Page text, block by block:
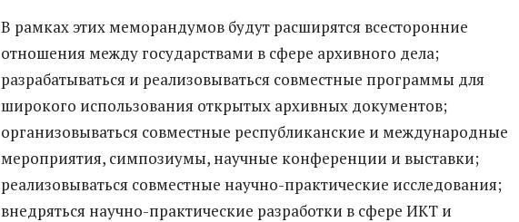
В рамках этих меморандумов будут расширятся всесторонние
отношения между государствами в сфере архивного дела;
разрабатываться и реализовываться совместные программы для
широкого использования открытых архивных документов;
организовываться совместные республиканские и международные
мероприятия, симпозиумы, научные конференции и выставки;
реализовываться совместные научно-практические исследования;
внедряться научно-практические разработки в сфере ИКТ и